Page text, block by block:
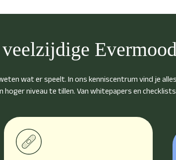
wat er speelt. In ons kenniscentrum vind je
hoger niveau te tillen. Van whitepapers en